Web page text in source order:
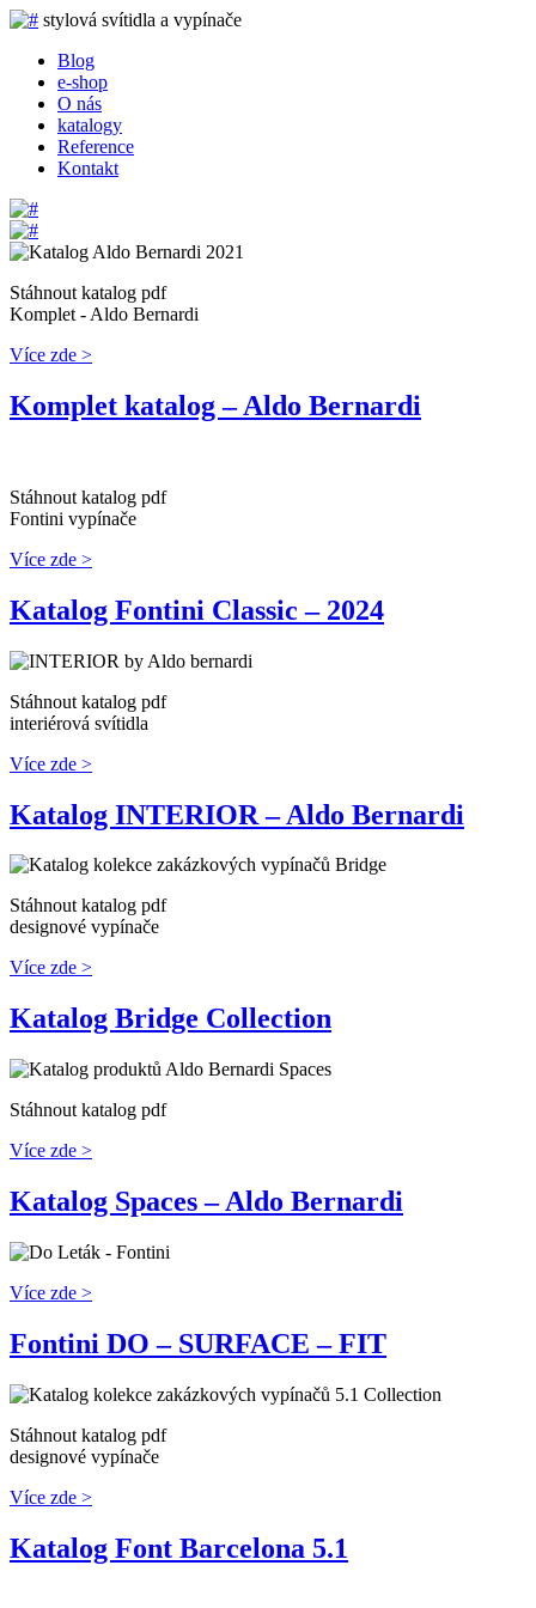
stylová svítidla a vypínače
Blog
e-shop
O nás
katalogy
Reference
Kontakt
Stáhnout katalog pdf
Komplet - Aldo Bernardi
Více zde >
Komplet katalog – Aldo Bernardi
Stáhnout katalog pdf
Fontini vypínače
Více zde >
Katalog Fontini Classic – 2024
Stáhnout katalog pdf
interiérová svítidla
Více zde >
Katalog INTERIOR – Aldo Bernardi
Stáhnout katalog pdf
designové vypínače
Více zde >
Katalog Bridge Collection
Stáhnout katalog pdf
Více zde >
Katalog Spaces – Aldo Bernardi
Více zde >
Fontini DO – SURFACE – FIT
Stáhnout katalog pdf
designové vypínače
Více zde >
Katalog Font Barcelona 5.1